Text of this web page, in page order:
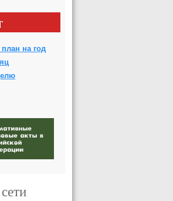
на год